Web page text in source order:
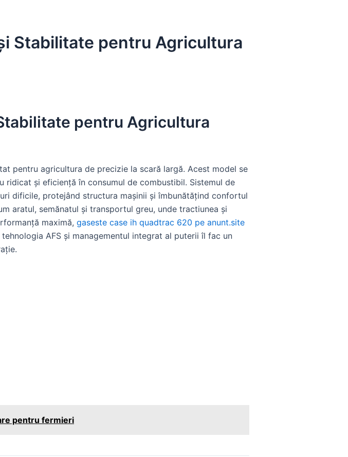
Stabilitate pentru Agricultura
pentru Agricultura
pentru agricultura de precizie la scară largă. Acest model se
ridicat și eficiență în consumul de combustibil. Sistemul de
dificile, protejând structura mașinii și îmbunătățind confortul
aratul, semănatul și transportul greu, unde tractiunea și
maximă, gaseste case ih quadtrac 620 pe anunt.site
AFS și managementul integrat al puterii îl fac un
pentru fermieri